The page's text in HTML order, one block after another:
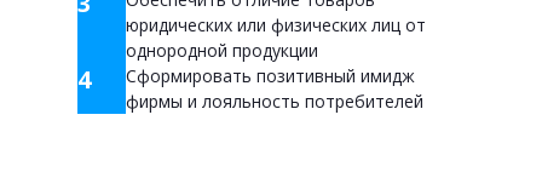
юридических или физических лиц от
однородной продукции
4
Сформировать позитивный имидж
фирмы и лояльность потребителей